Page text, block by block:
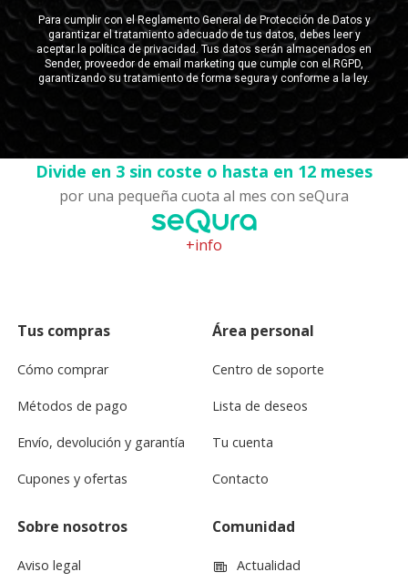
Divide en 3 sin coste o hasta en 12 meses
por una pequeña cuota al mes con seQura
+info
Tus compras
Cómo comprar
Métodos de pago
Envío, devolución y garantía
Cupones y ofertas
Área personal
Centro de soporte
Lista de deseos
Tu cuenta
Contacto
Sobre nosotros
Aviso legal
Comunidad
Actualidad